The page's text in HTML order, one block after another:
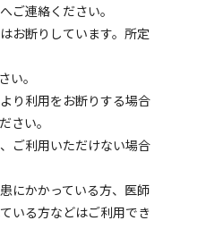
ご連絡ください。
お断りしています。所定
い。
り利用をお断りする場合
さい。
ご利用いただけない場合
にかかっている方、医師
いる方などはご利用でき